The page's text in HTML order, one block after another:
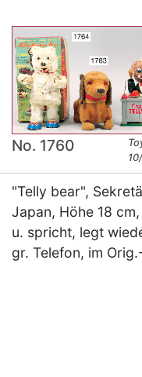
No. 1760
"Telly bear",
Japan, Höhe 18
u. spricht, legt
gr. Telefon, im